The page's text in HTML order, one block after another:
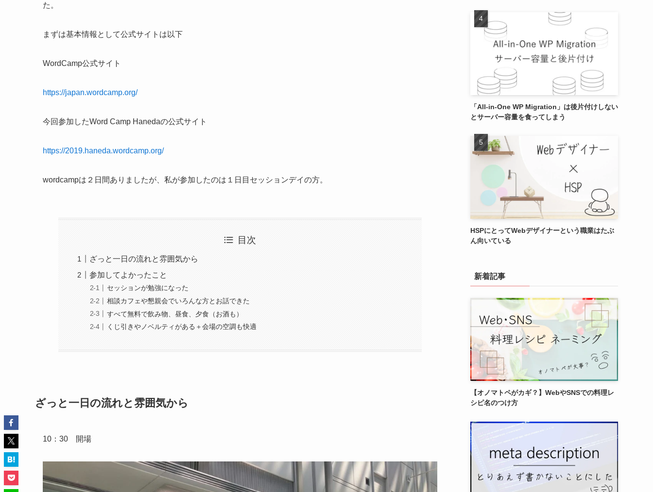
た。
まずは基本情報として公式サイトは以下
WordCamp公式サイト
https://japan.wordcamp.org/
今回参加したWord Camp Hanedaの公式サイト
https://2019.haneda.wordcamp.org/
wordcampは２日間ありましたが、私が参加したのは１日目セッションデイの方。
目次
ざっと一日の流れと雰囲気から
参加してよかったこと
セッションが勉強になった
相談カフェや懇親会でいろんな方とお話できた
すべて無料で飲み物、昼食、夕食（お酒も）
くじ引きやノベルティがある＋会場の空調も快適
ざっと一日の流れと雰囲気から
10：30 開場
「All-in-One WP Migration」は後片付けしない
とサーバー容量を食ってしまう
HSPにとってWebデザイナーという職業はたぶ
ん向いている
新着記事
【オノマトペがカギ？】WebやSNSでの料理レ
シピ名のつけ方